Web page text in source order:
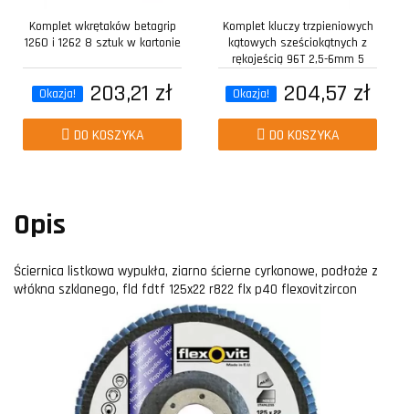
Komplet wkrętaków betagrip
1260 i 1262 8 sztuk w kartonie
Okazja! 203,21 zł
DO KOSZYKA
Komplet kluczy trzpieniowych
kątowych sześciokątnych z
rękojeścią 96T 2,5-6mm 5
Okazja!
204,57 zł
DO KOSZYKA
Opis
Ściernica listkowa wypukła, ziarno ścierne cyrkonowe, podłoże z
włókna szklanego, fld fdtf 125x22 r822 flx p40 flexovitzircon